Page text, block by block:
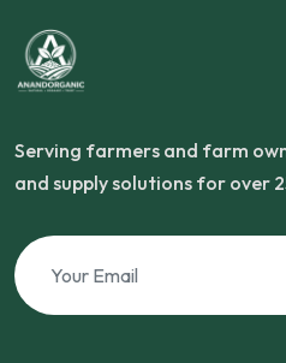
Serving farmers and farm
and supply solutions for over